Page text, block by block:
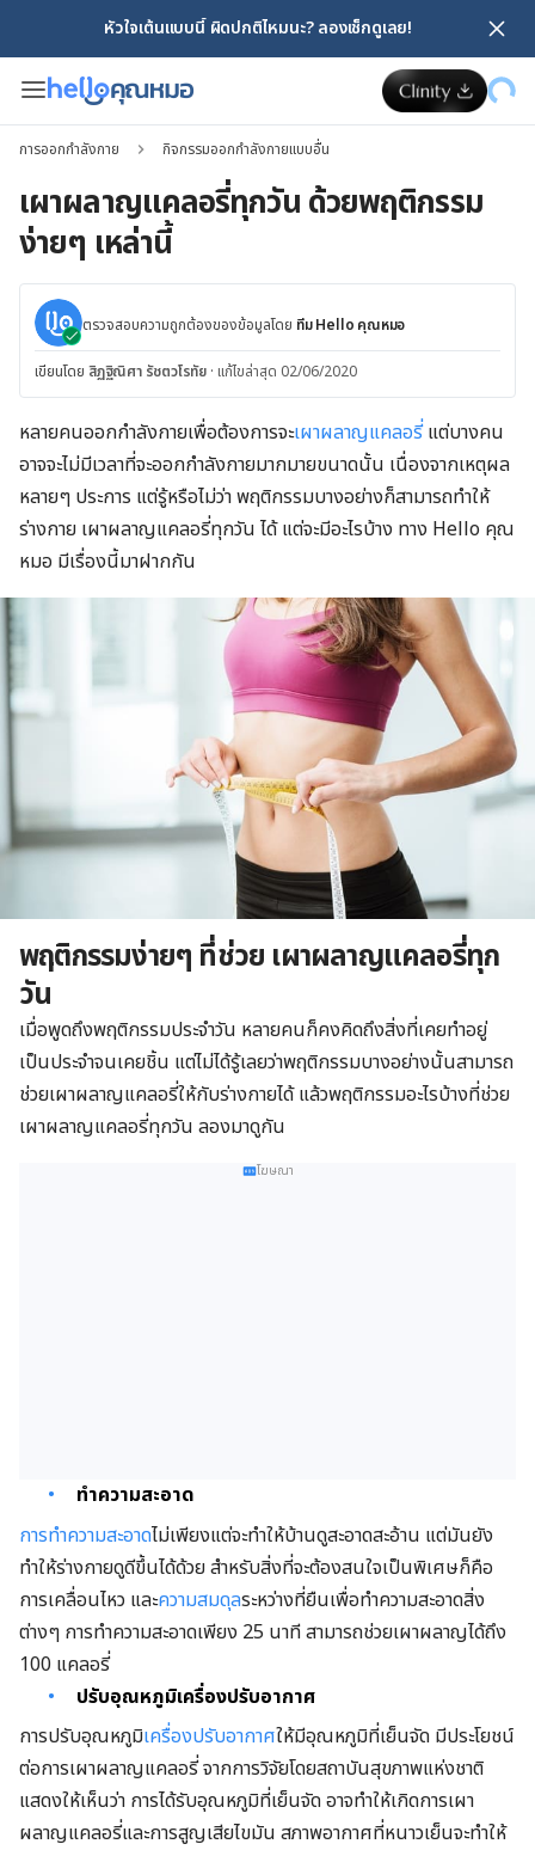
หัวใจเต้นแบบนี้ ผิดปกติไหมนะ? ลองเช็กดูเลย!
การออกกำลังกาย กิจกรรมออกกำลังกายแบบอื่น
เผาผลาญแคลอรี่ทุกวัน ด้วยพฤติกรรม
ง่ายๆ เหล่านี้
ตรวจสอบความถูกต้องของข้อมูลโดย ทีม Hello คุณหมอ
เขียนโดย สิฏฐิณิศา รัชตวโรทัย · แก้ไขล่าสุด 02/06/2020
หลายคนออกกำลังกายเพื่อต้องการจะเผาผลาญแคลอรี่แต่บางคน
อาจจะไม่มีเวลาที่จะออกกำลังกายมากมายขนาดนั้น เนื่องจากเหตุผล
หลายๆ ประการ แต่รู้หรือไม่ว่า พฤติกรรมบางอย่างก็สามารถทำให้
ร่างกาย เผาผลาญแคลอรี่ทุกวัน ได้ แต่จะมีอะไรบ้าง ทาง Hello คุณ
หมอ มีเรื่องนี้มาฝากกัน
พฤติกรรมง่ายๆ ที่ช่วย เผาผลาญแคลอรี่ทุก
วัน
เมื่อพูดถึงพฤติกรรมประจำวัน หลายคนก็คงคิดถึงสิ่งที่เคยทำอยู่
เป็นประจำจนเคยชิ้น แต่ไม่ได้รู้เลยว่าพฤติกรรมบางอย่างนั้นสามารถ
ช่วยเผาผลาญแคลอรี่ให้กับร่างกายได้ แล้วพฤติกรรมอะไรบ้างที่ช่วย
เผาผลาญแคลอรี่ทุกวัน ลองมาดูกัน
โฆษณา
ทำความสะอาด
การทำความสะอาดไม่เพียงแต่จะทำให้บ้านดูสะอาดสะอ้าน แต่มันยัง
ทำให้ร่างกายดูดีขึ้นได้ด้วย สำหรับสิ่งที่จะต้องสนใจเป็นพิเศษก็คือ
การเคลื่อนไหว และความสมดุลระหว่างที่ยืนเพื่อทำความสะอาดสิ่ง
ต่างๆ การทำความสะอาดเพียง 25 นาที สามารถช่วยเผาผลาญได้ถึง
100 แคลอรี่
ปรับอุณหภูมิเครื่องปรับอากาศ
การปรับอุณหภูมิเครื่องปรับอากาศให้มีอุณหภูมิที่เย็นจัด มีประโยชน์
ต่อการเผาผลาญแคลอรี่ จากการวิจัยโดยสถาบันสุขภาพแห่งชาติ
แสดงให้เห็นว่า การได้รับอุณหภูมิที่เย็นจัด อาจทำให้เกิดการเผา
ผลาญแคลอรี่และการสูญเสียไขมัน สภาพอากาศที่หนาวเย็นจะทำให้